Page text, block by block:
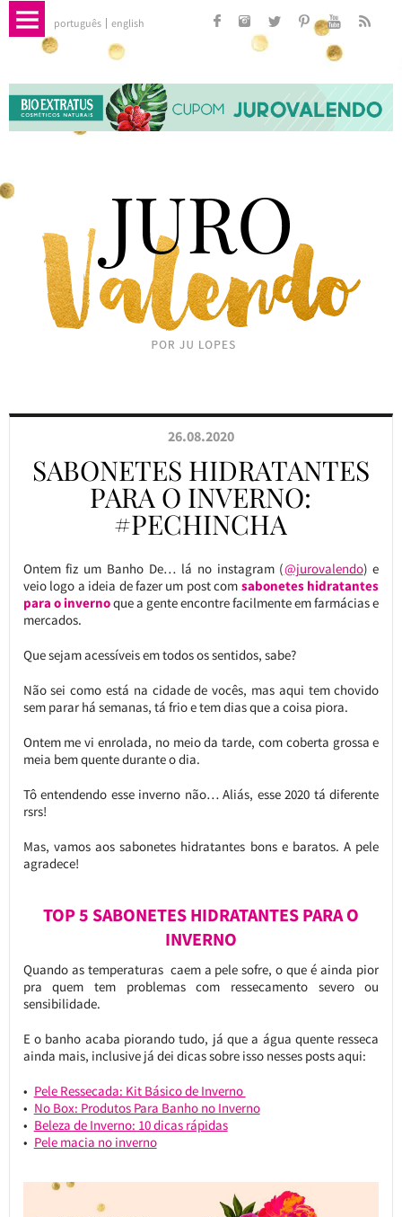
português english
26.08.2020
SABONETES HIDRATANTES
PARA O INVERNO:
#PECHINCHA
Ontem fiz um Banho De… lá no instagram (@jurovalendo) e
veio logo a ideia de fazer um post com sabonetes hidratantes
para o invernoque a gente encontre facilmente em farmácias e
mercados.
Que sejam acessíveis em todos os sentidos, sabe?
Não sei como está na cidade de vocês, mas aqui tem chovido
sem parar há semanas, tá frio e tem dias que a coisa piora.
Ontem me vi enrolada, no meio da tarde, com coberta grossa e
meia bem quente durante o dia.
Tô entendendo esse inverno não… Aliás, esse 2020 tá diferente
rsrs!
Mas, vamos aos sabonetes hidratantes bons e baratos. A pele
agradece!
TOP 5 SABONETES HIDRATANTES PARA O
INVERNO
Quando as temperaturas caem a pele sofre, o que é ainda pior
pra quem tem problemas com ressecamento severo ou
sensibilidade.
E o banho acaba piorando tudo, já que a água quente resseca
ainda mais, inclusive já dei dicas sobre isso nesses posts aqui:
Pele Ressecada: Kit Básico de Inverno
No Box: Produtos Para Banho no Inverno
Beleza de Inverno: 10 dicas rápidas
Pele macia no inverno